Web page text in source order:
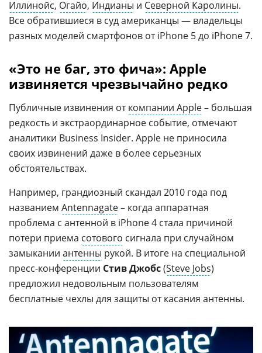
Иллинойс, Огайо, Индианы и Северной Каролины.
Все обратившиеся в суд американцы — владельцы
разных моделей смартфонов от iPhone 5 до iPhone 7.
«Это не баг, это фича»: Apple
извиняется чрезвычайно редко
Публичные извинения откомпании Apple– большая
редкость и экстраординарное событие, отмечают
аналитики Business Insider. Apple не приносила
своих извинений даже в более серьезных
обстоятельствах.
Например, грандиозный скандал 2010 года под
названием Antennagate– когда аппаратная
проблема с антенной в iPhone 4 стала причиной
потери приема сотового сигнала при случайном
замыкании антенны рукой. В итоге на специальной
пресс-конференции Стив Джобс(Steve Jobs)
предложил недовольным пользователям
бесплатные чехлы для защиты от касания антенны.